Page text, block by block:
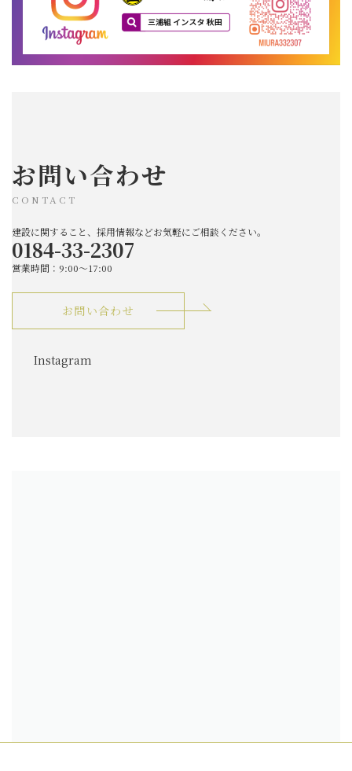
お問い合わせ
CONTACT
建設に関すること、採用情報などお気軽にご相談ください。
0184-33-2307
営業時間：9:00～17:00
お問い合わせ
Instagram